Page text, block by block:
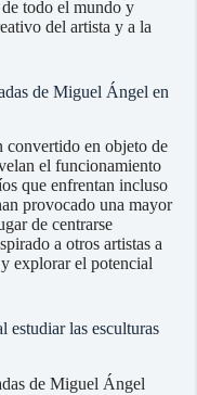
todo el mundo y
del artista y a la
de Miguel Ángel en
convertido en objeto de
el funcionamiento
que enfrentan incluso
provocado una mayor
de centrarse
a otros artistas a
explorar el potencial
estudiar las esculturas
de Miguel Ángel